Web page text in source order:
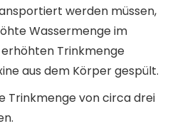
werden müssen,
Wassermenge im
Trinkmenge
aus dem Körper gespült.
Trinkmenge von circa drei